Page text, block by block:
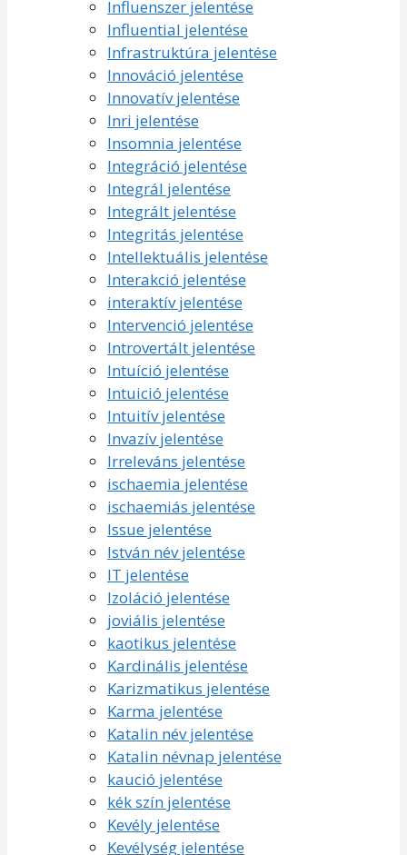
Influenszer jelentése
Influential jelentése
Infrastruktúra jelentése
Innováció jelentése
Innovatív jelentése
Inri jelentése
Insomnia jelentése
Integráció jelentése
Integrál jelentése
Integrált jelentése
Integritás jelentése
Intellektuális jelentése
Interakció jelentése
interaktív jelentése
Intervenció jelentése
Introvertált jelentése
Intuíció jelentése
Intuició jelentése
Intuitív jelentése
Invazív jelentése
Irreleváns jelentése
ischaemia jelentése
ischaemiás jelentése
Issue jelentése
István név jelentése
IT jelentése
Izoláció jelentése
joviális jelentése
kaotikus jelentése
Kardinális jelentése
Karizmatikus jelentése
Karma jelentése
Katalin név jelentése
Katalin névnap jelentése
kaució jelentése
kék szín jelentése
Kevély jelentése
Kevélység jelentése